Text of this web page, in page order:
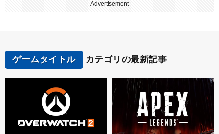
Advertisement
ゲームタイトル カテゴリの最新記事